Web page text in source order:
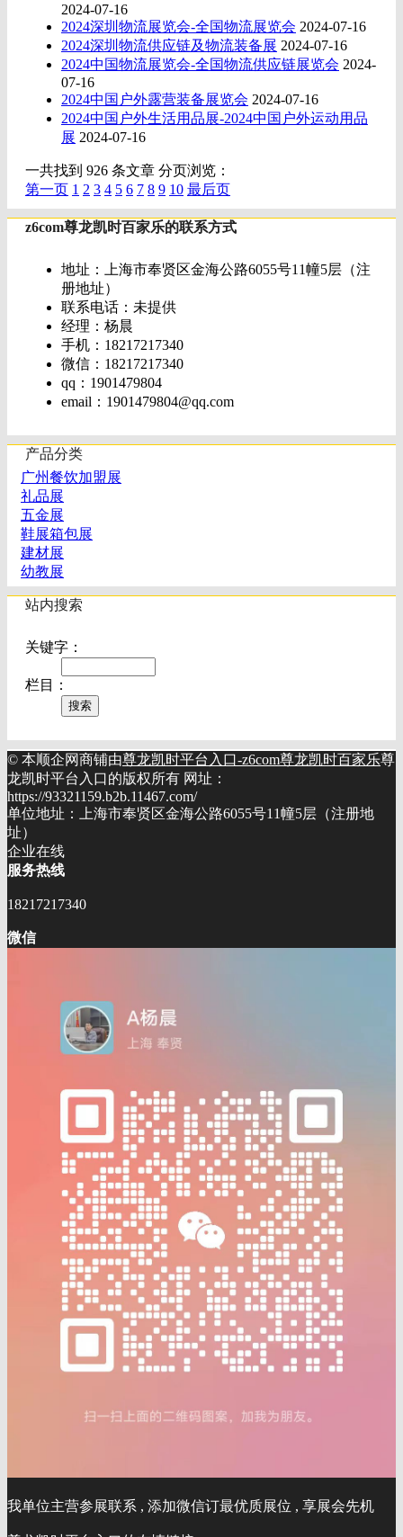
2024-07-16
2024深圳物流展览会-全国物流展览会 2024-07-16
2024深圳物流供应链及物流装备展 2024-07-16
2024中国物流展览会-全国物流供应链展览会 2024-
07-16
2024中国户外露营装备展览会 2024-07-16
2024中国户外生活用品展-2024中国户外运动用品
展 2024-07-16
一共找到 926 条文章 分页浏览：
第一页 1 2 3 4 5 6 7 8 9 10 最后页
z6com尊龙凯时百家乐的联系方式
地址：上海市奉贤区金海公路6055号11幢5层（注
册地址）
联系电话：未提供
经理：杨晨
手机：18217217340
微信：18217217340
qq：1901479804
email： 1901479804@qq.com
产品分类
广州餐饮加盟展
礼品展
五金展
鞋展箱包展
建材展
幼教展
站内搜索
关键字：
栏目：
© 本顺企网商铺由尊龙凯时平台入口-z6com尊龙凯时百家乐尊
龙凯时平台入口的版权所有 网址：
https://93321159.b2b.11467.com/
单位地址：上海市奉贤区金海公路6055号11幢5层（注册地
址）
企业在线
服务热线
18217217340
微信
我单位主营参展联系 , 添加微信订最优质展位 , 享展会先机